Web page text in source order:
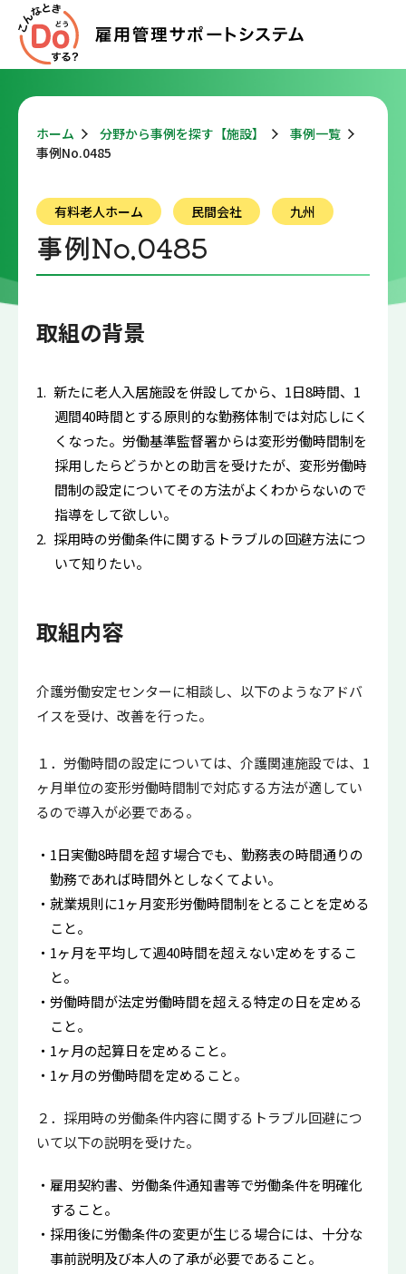
ホーム 分野から事例を探す【施設】
事例一覧
事例No.0485
有料老人ホーム 民間会社 九州
事例No.0485
取組の背景
新たに老人入居施設を併設してから、1日8時間、1
週間40時間とする原則的な勤務体制では対応しにく
くなった。労働基準監督署からは変形労働時間制を
採用したらどうかとの助言を受けたが、変形労働時
間制の設定についてその方法がよくわからないので
指導をして欲しい。
採用時の労働条件に関するトラブルの回避方法につ
いて知りたい。
取組内容
介護労働安定センターに相談し、以下のようなアドバ
イスを受け、改善を行った。
１．労働時間の設定については、介護関連施設では、1
ヶ月単位の変形労働時間制で対応する方法が適してい
るので導入が必要である。
1日実働8時間を超す場合でも、勤務表の時間通りの
勤務であれば時間外としなくてよい。
就業規則に1ヶ月変形労働時間制をとることを定める
こと。
1ヶ月を平均して週40時間を超えない定めをするこ
と。
労働時間が法定労働時間を超える特定の日を定める
こと。
1ヶ月の起算日を定めること。
1ヶ月の労働時間を定めること。
２．採用時の労働条件内容に関するトラブル回避につ
いて以下の説明を受けた。
雇用契約書、労働条件通知書等で労働条件を明確化
すること。
採用後に労働条件の変更が生じる場合には、十分な
事前説明及び本人の了承が必要であること。